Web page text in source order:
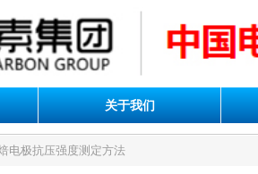
关于我们
电极抗压强度测定方法